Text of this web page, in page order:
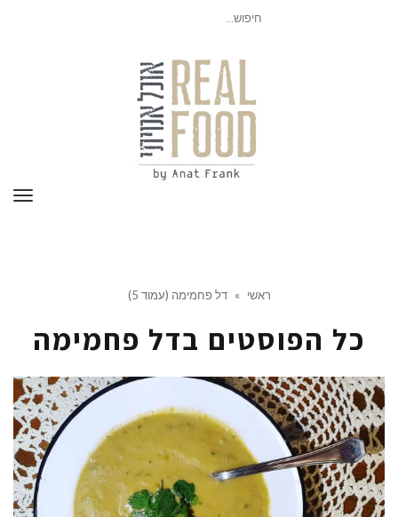
ראשי » דל פחמימה (עמוד 5)
כל הפוסטים בדל פחמימה